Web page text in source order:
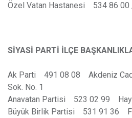
Özel Vatan Hastanesi 534 86
SİYASİ PARTİ İLÇE
Ak Parti 491 08 08 Akdeniz
Sok. No. 1
Anavatan Partisi 523 02 99
Büyük Birlik Partisi 531 91 36